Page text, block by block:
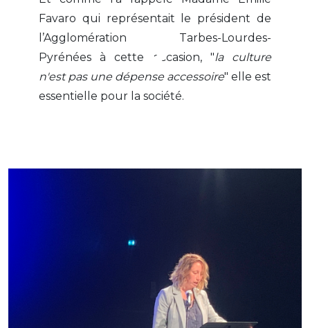
Favaro qui représentait le président de
l’Agglomération Tarbes-Lourdes-
Pyrénées à cette occasion, "la culture
n'est pas une dépense accessoire" elle est
essentielle pour la société.